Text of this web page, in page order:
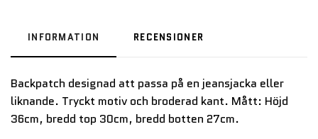
INFORMATION RECENSIONER
Backpatch designad att passa på en jeansjacka eller
liknande. Tryckt motiv och broderad kant. Mått: Höjd
36cm, bredd top 30cm, bredd botten 27cm.